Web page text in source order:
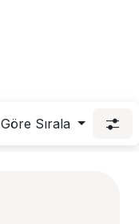
Göre Sırala